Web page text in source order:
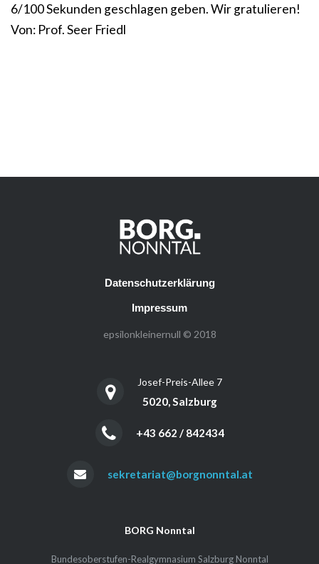
6/100 Sekunden geschlagen geben. Wir gratulieren!
Von: Prof. Seer Friedl
Datenschutzerklärung
Impressum
epsilonkleinernull © 2018
Josef-Preis-Allee 7
5020, Salzburg
+43 662 / 842434
sekretariat@borgnonntal.at
BORG Nonntal
Bundesoberstufen-Realgymnasium Salzburg Nonntal